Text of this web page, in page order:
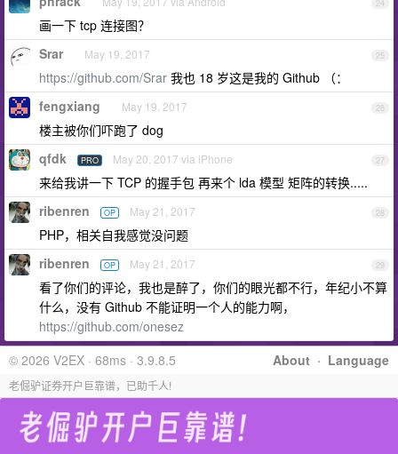
24
画一下 tcp 连接图？
25
Srar May 19, 2017
https://github.com/Srar 我也 18 岁这是我的 Github （：
26
fengxiang May 19, 2017
楼主被你们吓跑了 dog
27
qfdk PRO May 20, 2017 via iPhone
来给我讲一下 TCP 的握手包 再来个 lda 模型 矩阵的转换.....
28
ribenren OP May 21, 2017
PHP，相关自我感觉没问题
29
ribenren OP May 21, 2017
看了你们的评论，我也是醉了，你们的眼光都不行，年纪小不算
什么，没有 Github 不能证明一个人的能力啊，
https://github.com/onesez
About · Language
© 2026 V2EX · 68ms · 3.9.8.5
老倔驴证券开户巨靠谱，已助千人!